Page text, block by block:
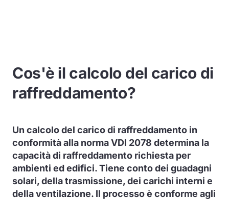
Cos'è il calcolo del carico di
raffreddamento?
Un calcolo del carico di raffreddamento in
conformità alla norma VDI 2078 determina la
capacità di raffreddamento richiesta per
ambienti ed edifici. Tiene conto dei guadagni
solari, della trasmissione, dei carichi interni e
della ventilazione. Il processo è conforme agli